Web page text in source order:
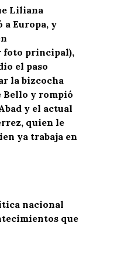
Liliana
a Europa, y
foto principal),
el paso
la bizcocha
Bello y rompió
y el actual
quien le
ya trabaja en
nacional
que